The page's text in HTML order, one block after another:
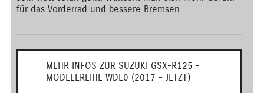
für das Vorderrad und bessere Bremsen.
MEHR INFOS ZUR SUZUKI GSX-R125 -
MODELLREIHE WDL0 (2017 - JETZT)